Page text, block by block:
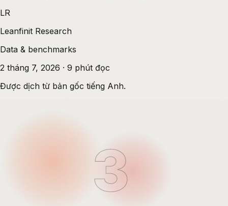
LR
Leanfinit Research
Data & benchmarks
2 tháng 7, 2026 · 9 phút đọc
Được dịch từ bản gốc tiếng Anh.
3